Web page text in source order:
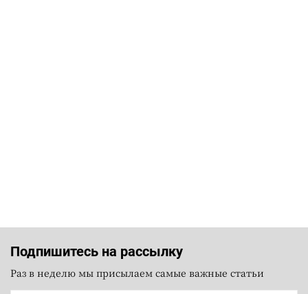
Подпишитесь на рассылку
Раз в неделю мы присылаем самые важные статьи